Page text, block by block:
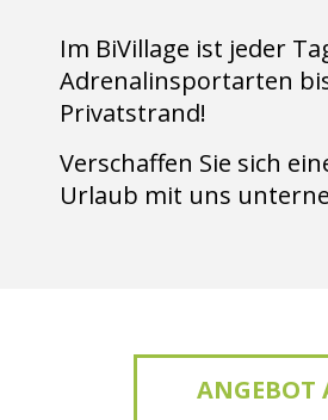
Im BiVillage ist jeder
Adrenalinsportarten
Privatstrand!
Verschaffen Sie sich
Urlaub mit uns
ANGEBOT